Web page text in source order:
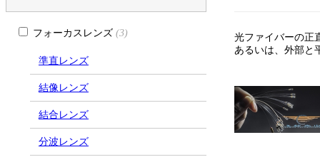
フォーカスレンズ (3)
準直レンズ
結像レンズ
結合レンズ
分波レンズ
光ファイバーの正
あるいは、外部と